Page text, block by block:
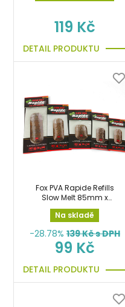
119 Kč
DETAIL PRODUKTU
Fox PVA Rapide Refills
Slow Melt 85mm x
220mm x 20 bags
Náhradní sáčky
Na skladě
-28.78% 139Kč s DPH
99 Kč
DETAIL PRODUKTU